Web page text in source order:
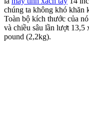
chúng ta không khó khăn
Toàn bộ kích thước của
và chiều sâu lần lượt 13,5
pound (2,2kg).